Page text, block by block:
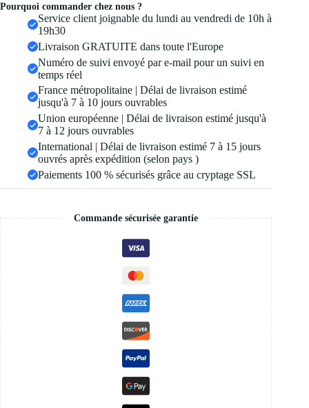
Pourquoi commander chez nous ?
Service client joignable du lundi au vendredi de 10h à
19h30
Livraison GRATUITE dans toute l'Europe
Numéro de suivi envoyé par e-mail pour un suivi en
temps réel
France métropolitaine | Délai de livraison estimé
jusqu'à 7 à 10 jours ouvrables
Union européenne | Délai de livraison estimé jusqu'à
7 à 12 jours ouvrables
International | Délai de livraison estimé 7 à 15 jours
ouvrés après expédition (selon pays )
Paiements 100 % sécurisés grâce au cryptage SSL
Commande sécurisée garantie